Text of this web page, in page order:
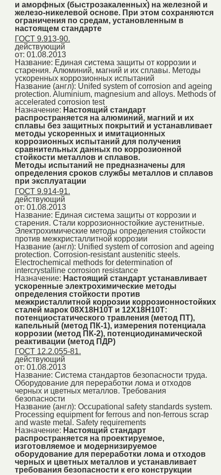
и аморфных (быстрозакаленных) на железной и
железо-никелевой основе. При этом сохраняются
ограничения по средам, установленным в
настоящем стандарте
ГОСТ 9.913-90.
действующий
от: 01.08.2013
Название: Единая система защиты от коррозии и
старения. Алюминий, магний и их сплавы. Методы
ускоренных коррозионных испытаний
Название (англ): Unifed system of corrosion and ageing
protection. Aluminium, magnesium and alloys. Methods of
accelerated corrosion test
Назначение: Настоящий стандарт
распространяется на алюминий, магний и их
сплавы без защитных покрытий и устанавливает
методы ускоренных и имитационных
коррозионных испытаний для получения
сравнительных данных по коррозионной
стойкости металлов и сплавов.
Методы испытаний не предназначены для
определения сроков службы металлов и сплавов
при эксплуатации
ГОСТ 9.914-91.
действующий
от: 01.08.2013
Название: Единая система защиты от коррозии и
старения. Стали коррозионностойкие аустенитные.
Электрохимические методы определения стойкости
против межкристаллитной коррозии
Название (англ): Unified system of corrosion and ageing
protection. Corrosion-resistant austenitic steels.
Electrochemical methods for determination of
intercrystalline corrosion resistance
Назначение: Настоящий стандарт устанавливает
ускоренные электрохимические методы
определения стойкости против
межкристаллитной коррозии коррозионностойких
сталей марок 08Х18Н10Т и 12Х18Н10Т:
потенциостатического травления (метод ПТ),
капельный (метод ПК-1), измерения потенциала
коррозии (метод ПК-2), потенциодинамической
реактивации (метод ПДР)
ГОСТ 12.2.055-81.
действующий
от: 01.08.2013
Название: Система стандартов безопасности труда.
Оборудование для переработки лома и отходов
черных и цветных металлов. Требования
безопасности
Название (англ): Occupational safety standards system.
Processing equipment for ferrous and non-ferrous scrap
and waste metal. Safety requirements
Назначение: Настоящий стандарт
распространяется на проектируемое,
изготовляемое и модернизируемое
оборудование для переработки лома и отходов
черных и цветных металлов и устанавливает
требования безопасности к его конструкции